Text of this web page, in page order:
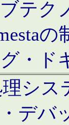
テク
・ド
シ
デバ